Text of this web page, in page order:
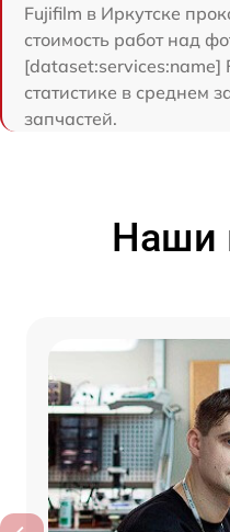
Fujifilm в Иркутске
стоимость работ над
статистике в среднем
запчастей.
Наши